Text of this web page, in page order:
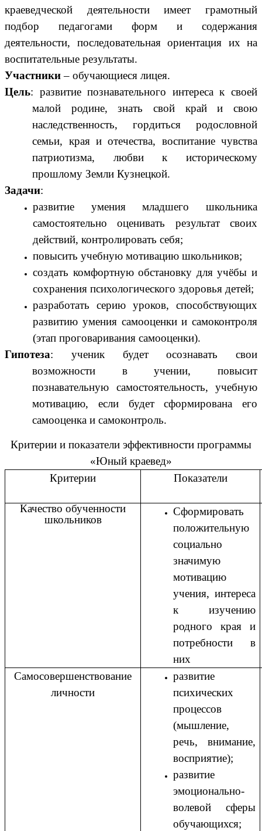
краеведческой деятельности имеет грамотный
подбор педагогами форм и содержания
деятельности, последовательная ориентация их на
воспитательные результаты.
Участники– обучающиеся лицея.
Цель: развитие познавательного интереса к своей
малой родине, знать свой край и свою
наследственность, гордиться родословной
семьи, края и отечества, воспитание чувства
патриотизма, любви к историческому
прошлому Земли Кузнецкой.
Задачи:
развитие умения младшего школьника
самостоятельно оценивать результат своих
действий, контролировать себя;
повысить учебную мотивацию школьников;
создать комфортную обстановку для учёбы и
сохранения психологического здоровья детей;
разработать серию уроков, способствующих
развитию умения самооценки и самоконтроля
(этап проговаривания самооценки).
Гипотеза: ученик будет осознавать свои
возможности в учении, повысит
познавательную самостоятельность, учебную
мотивацию, если будет сформирована его
самооценка и самоконтроль.
Критерии и показатели эффективности программы
«Юный краевед»
Критерии
Показатели
Качество обученности
школьников
Сформировать
положительную
социально
значимую
мотивацию
учения, интереса
к изучению
родного края и
потребности в
них
Самосовершенствование
личности
развитие
психических
процессов
(мышление,
речь, внимание,
восприятие);
развитие
эмоционально-
волевой сферы
обучающихся;